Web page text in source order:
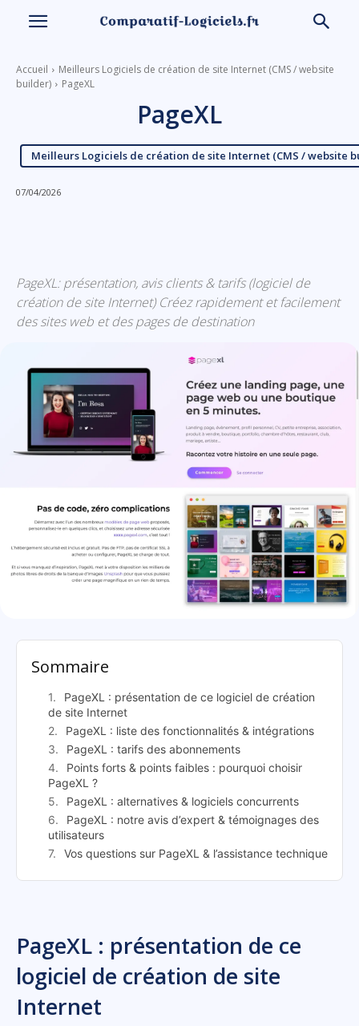
Accueil
Meilleurs Logiciels de création de site Internet (CMS / website
builder)
PageXL
PageXL
Meilleurs Logiciels de création de site Internet (CMS / website
07/04/2026
PageXL: présentation, avis clients & tarifs (logiciel de
création de site Internet) Créez rapidement et facilement
des sites web et des pages de destination
Sommaire
PageXL : présentation de ce logiciel de création
de site Internet
PageXL : liste des fonctionnalités & intégrations
PageXL : tarifs des abonnements
Points forts & points faibles : pourquoi choisir
PageXL ?
PageXL : alternatives & logiciels concurrents
PageXL : notre avis d’expert & témoignages des
utilisateurs
Vos questions sur PageXL & l’assistance technique
PageXL : présentation de ce
logiciel de création de site
Internet